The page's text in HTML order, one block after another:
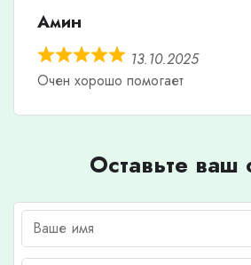
Амин
13.10.2025
Очен хорошо помогает
Оставьте ваш